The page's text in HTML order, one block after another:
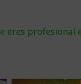
eres profesional